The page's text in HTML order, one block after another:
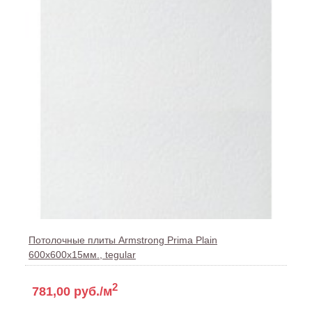
Потолочные плиты Armstrong Prima Plain
600x600x15мм., tegular
781,00 руб./м2